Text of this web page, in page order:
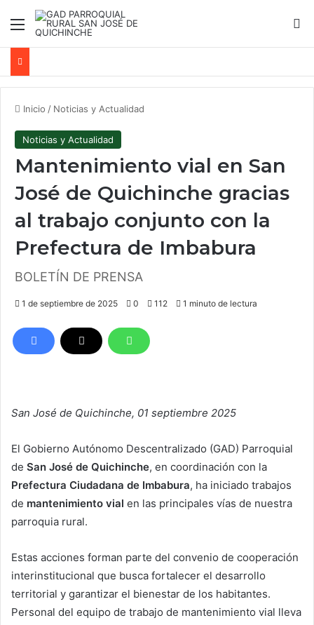
Menú
Inicio / Noticias y Actualidad
Noticias y Actualidad
Mantenimiento vial en San
José de Quichinche gracias
al trabajo conjunto con la
Prefectura de Imbabura
BOLETÍN DE PRENSA
1 de septiembre de 2025 0 112 1 minuto de lectura
San José de Quichinche, 01 septiembre 2025
El Gobierno Autónomo Descentralizado (GAD) Parroquial
de San José de Quichinche, en coordinación con la
Prefectura Ciudadana de Imbabura, ha iniciado trabajos
de mantenimiento vial en las principales vías de nuestra
parroquia rural.
Estas acciones forman parte del convenio de cooperación
interinstitucional que busca fortalecer el desarrollo
territorial y garantizar el bienestar de los habitantes.
Personal del equipo de trabajo de mantenimiento vial lleva